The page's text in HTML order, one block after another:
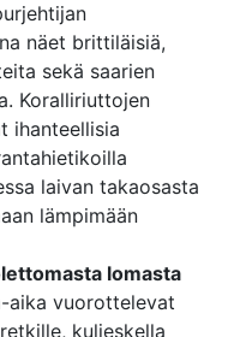
näet brittiläisiä,
sekä saarien
Koralliriuttojen
ihanteellisia
laivan takaosasta
lämpimään
lomasta
aika vuorottelevat
kuljeskella